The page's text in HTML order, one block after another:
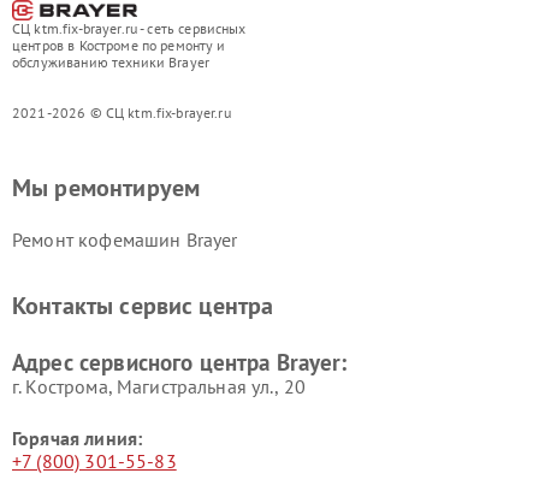
СЦ ktm.fix-brayer.ru - сеть сервисных
центров в Костроме по ремонту и
обслуживанию техники Brayer
2021-2026 © СЦ ktm.fix-brayer.ru
Мы ремонтируем
Ремонт кофемашин Brayer
Контакты сервис центра
Адрес сервисного центра Brayer:
г. Кострома, Магистральная ул., 20
Горячая линия:
+7 (800) 301-55-83